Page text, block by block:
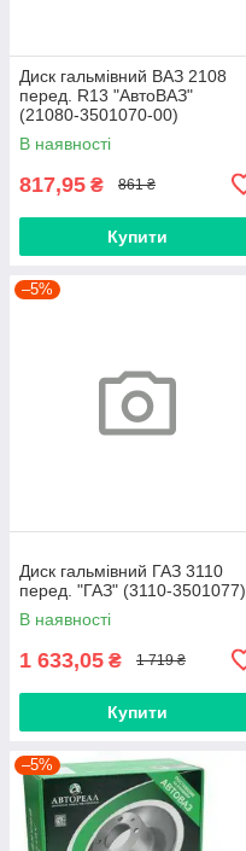
Диск гальмівний ВАЗ 2108
перед. R13 "АвтоВАЗ"
(21080-3501070-00)
В наявності
817,95 ₴ 861 ₴
Купити
–5%
Диск гальмівний ГАЗ 3110
перед. "ГАЗ" (3110-3501077)
В наявності
1 633,05 ₴ 1 719 ₴
Купити
–5%